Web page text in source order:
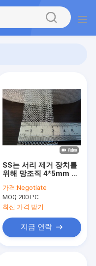
SS는 서리 제거 장치를
위해 망조직 4*5mm 메
301을 떴습니다
가격:Negotiate
MOQ:200 PC
최신 가격 받기
지금 연락